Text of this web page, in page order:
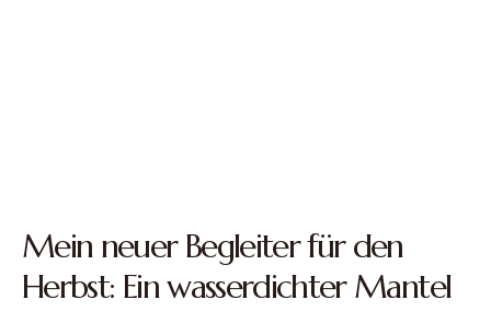
Mein neuer Begleiter für den
Herbst: Ein wasserdichter Mantel